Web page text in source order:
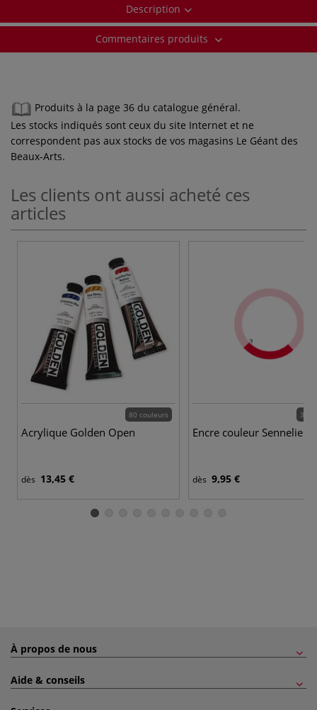
Description
Commentaires produits
Produits à la page 36 du catalogue général.
Les stocks indiqués sont ceux du site Internet et ne
correspondent pas aux stocks de vos magasins Le Géant des
Beaux-Arts.
Les clients ont aussi acheté ces
articles
80 couleurs
Acrylique Golden Open
dès 13,45 €
30
Encre couleur Sennelier
dès 9,95 €
À propos de nous
Aide & conseils